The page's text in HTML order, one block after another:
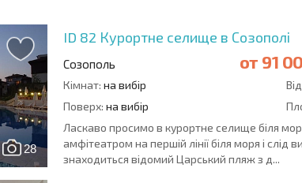
28
ID 82 Курортне селище в Созополі
Созополь от 91
Кімнат: на вибір
Поверх: на вибір
Ласкаво просимо в курортне селище біля
амфітеатром на першій лінії біля моря і слід
знаходиться відомий Царський пляж з д...